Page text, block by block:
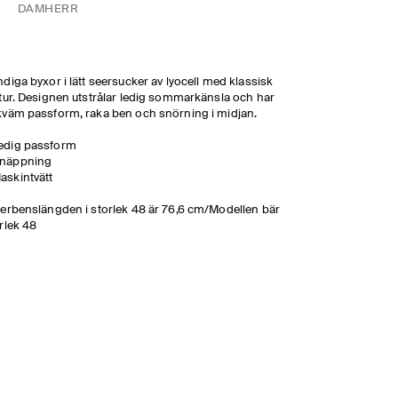
DAM HERR
byxor i lätt seersucker av lyocell med klassisk
Designen utstrålar ledig sommarkänsla och har
passform, raka ben och snörning i midjan.
passform
i storlek 48 är 76,6 cm/Modellen bär
48